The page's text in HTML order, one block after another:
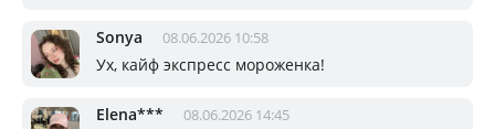
Sonya 08.06.2026 10:58
Ух, кайф экспресс мороженка!
Elena*** 08.06.2026 14:45